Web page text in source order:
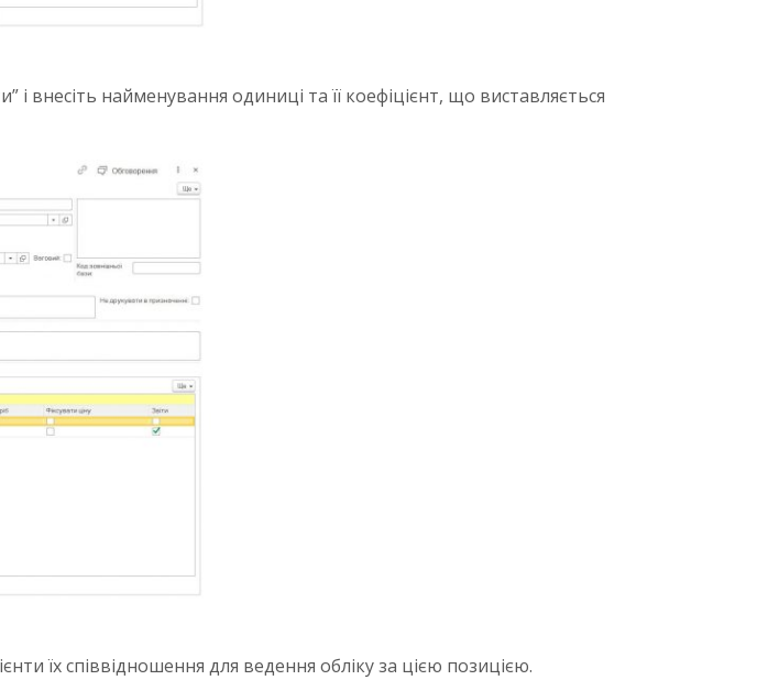
внесіть найменування одиниці та її коефіцієнт, що виставляється
їх співвідношення для ведення обліку за цією позицією.